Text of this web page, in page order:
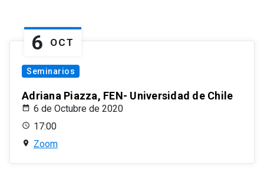
6 OCT
Seminarios
Adriana Piazza, FEN- Universidad de Chile
6 de Octubre de 2020
17:00
Zoom